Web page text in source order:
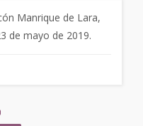
Manrique de Lara,
de mayo de 2019.